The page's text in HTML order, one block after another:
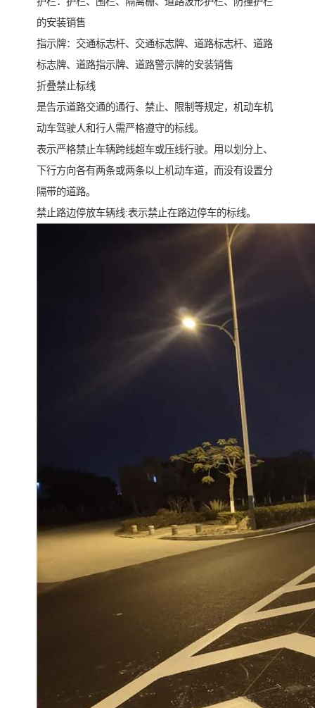
的安装销售
指示牌：交通标志杆、交通标志牌、道路标志杆、道路
标志牌、道路指示牌、道路警示牌的安装销售
折叠禁止标线
是告示道路交通的通行、禁止、限制等规定，机动车机
动车驾驶人和行人需严格遵守的标线。
表示严格禁止车辆跨线超车或压线行驶。用以划分上、
下行方向各有两条或两条以上机动车道，而没有设置分
隔带的道路。
禁止路边停放车辆线:表示禁止在路边停车的标线。